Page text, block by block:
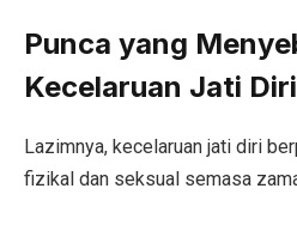
Punca yang
Kecelaruan Jati Diri
Lazimnya, kecelaruan jati diri
fizikal dan seksual semasa